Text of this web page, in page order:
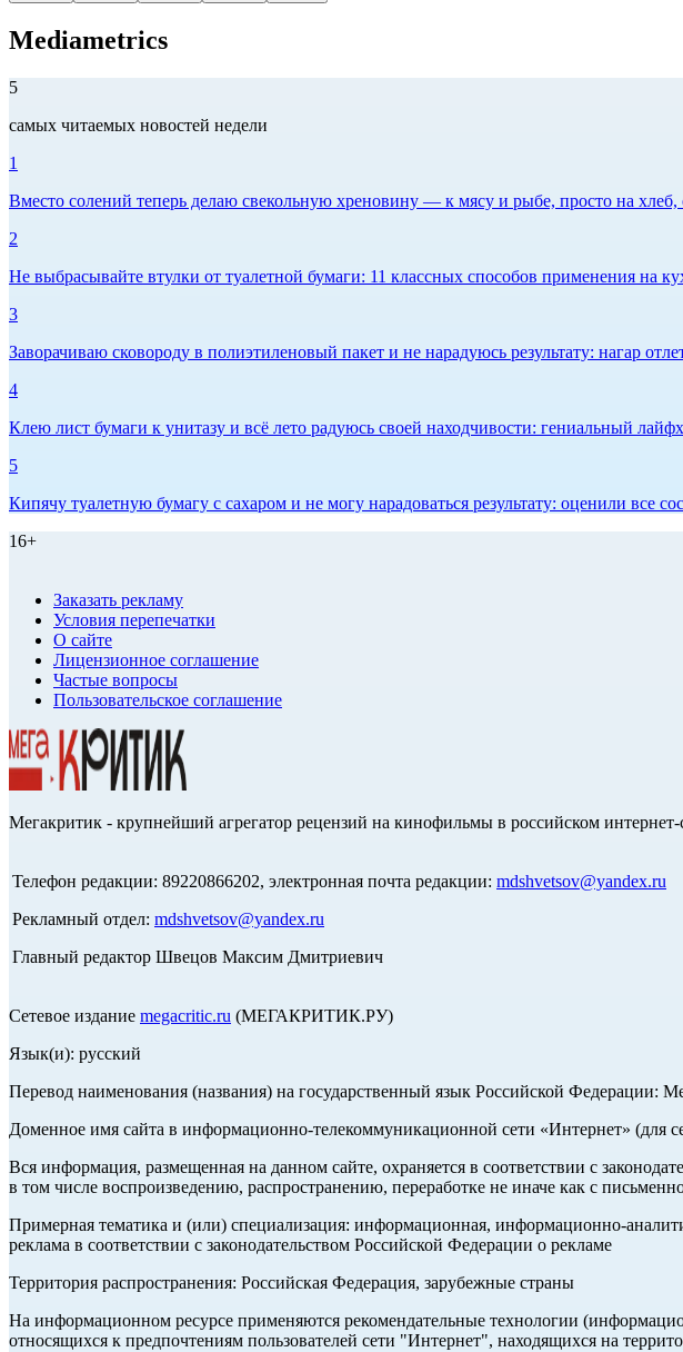
Mediametrics
5
самых читаемых новостей недели
1
Вместо солений теперь делаю свекольную хреновину — к мясу и рыбе, просто на хлеб,
2
Не выбрасывайте втулки от туалетной бумаги: 11 классных способов применения на
3
Заворачиваю сковороду в полиэтиленовый пакет и не нарадуюсь результату: нагар
4
Клею лист бумаги к унитазу и всё лето радуюсь своей находчивости: гениальный
5
Кипячу туалетную бумагу с сахаром и не могу нарадоваться результату: оценили все
16+
Заказать рекламу
Условия перепечатки
О сайте
Лицензионное соглашение
Частые вопросы
Пользовательское соглашение
Мегакритик - крупнейший агрегатор рецензий на кинофильмы в российском интернет-
Телефон редакции: 89220866202, электронная почта редакции: mdshvetsov@yandex.ru
Рекламный отдел: mdshvetsov@yandex.ru
Главный редактор Швецов Максим Дмитриевич
Сетевое издание megacritic.ru (МЕГАКРИТИК.РУ)
Язык(и): русский
Перевод наименования (названия) на государственный язык Российской Федерации:
Доменное имя сайта в информационно-телекоммуникационной сети «Интернет» (для
Вся информация, размещенная на данном сайте, охраняется в соответствии с
в том числе воспроизведению, распространению, переработке не иначе как с
Примерная тематика и (или) специализация: информационная, информационно-
реклама в соответствии с законодательством Российской Федерации о рекламе
Территория распространения: Российская Федерация, зарубежные страны
На информационном ресурсе применяются рекомендательные технологии
относящихся к предпочтениям пользователей сети "Интернет", находящихся на